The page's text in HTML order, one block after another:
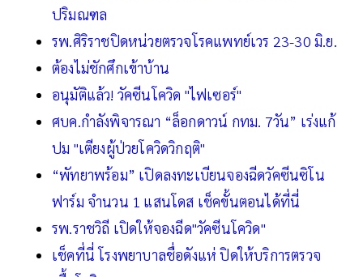
ปริมณฑล
รพ.ศิริราชปิดหน่วยตรวจโรคแพทย์เวร 23-30 มิ.ย.
ต้องไม่ชักศึกเข้าบ้าน
อนุมัติแล้ว! วัคซีนโควิด "ไฟเซอร์"
ศบค.กำลังพิจารณา “ล็อกดาวน์ กทม. 7วัน” เร่งแก้
ปม "เตียงผู้ป่วยโควิดวิกฤติ"
“พัทยาพร้อม” เปิดลงทะเบียนจองฉีดวัคซีนซิโน
ฟาร์ม จำนวน 1 แสนโดส เช็คขั้นตอนได้ที่นี่
รพ.ราชวิถี เปิดให้จองฉีด"วัคซีนโควิด"
เช็คที่นี่ โรงพยาบาลชื่อดังแห่ ปิดให้บริการตรวจ